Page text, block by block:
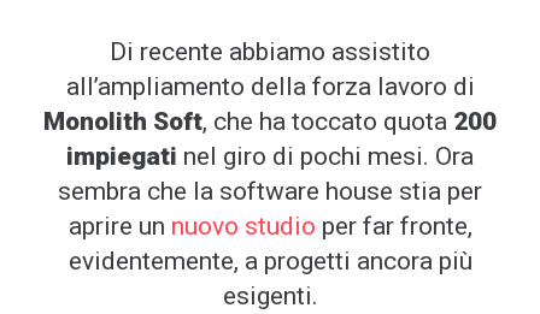
Di recente abbiamo assistito
all’ampliamento della forza lavoro di
Monolith Soft, che ha toccato quota 200
impiegati nel giro di pochi mesi. Ora
sembra che la software house stia per
aprire un nuovo studio per far fronte,
evidentemente, a progetti ancora più
esigenti.